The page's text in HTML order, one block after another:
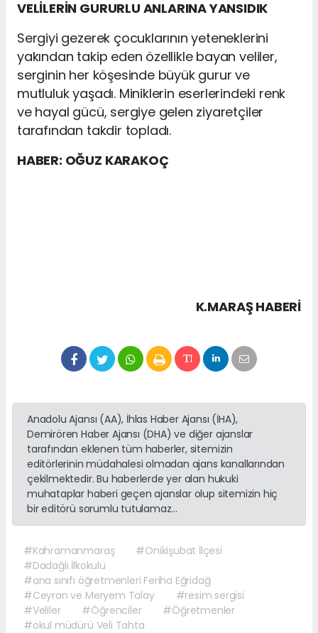
VELİLERİN GURURLU ANLARINA YANSIDIK
Sergiyi gezerek çocuklarının yeteneklerini
yakından takip eden özellikle bayan veliler,
serginin her köşesinde büyük gurur ve
mutluluk yaşadı. Miniklerin eserlerindeki renk
ve hayal gücü, sergiye gelen ziyaretçiler
tarafından takdir topladı.
HABER: OĞUZ KARAKOÇ
K.MARAŞ HABERİ
Anadolu Ajansı (AA), İhlas Haber Ajansı (İHA),
Demirören Haber Ajansı (DHA) ve diğer ajanslar
tarafından eklenen tüm haberler, sitemizin
editörlerinin müdahalesi olmadan ajans kanallarından
çekilmektedir. Bu haberlerde yer alan hukuki
muhataplar haberi geçen ajanslar olup sitemizin hiç
bir editörü sorumlu tutulamaz...
#Kahramanmaraş
#Onikişubat İlçesi
#Dadağlı İlkokulu
#ana sınıfı öğretmenleri Feriha Eğridağ
#Ceyran ve Meryem Talay
#resim sergisi
#Veliler
#Öğrenciler
#Öğretmenler
#okul müdürü Veli Tahta